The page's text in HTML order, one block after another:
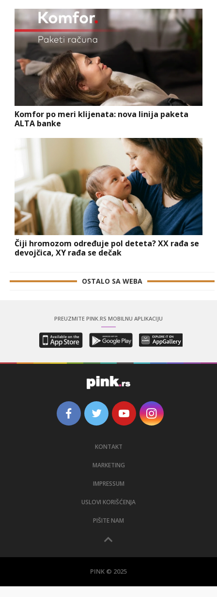
Komfor po meri klijenata: nova linija paketa
ALTA banke
Čiji hromozom određuje pol deteta? XX rađa se
devojčica, XY rađa se dečak
OSTALO SA WEBA
PREUZMITE PINK.RS MOBILNU APLIKACIJU
KONTAKT
MARKETING
IMPRESSUM
USLOVI KORIŠĆENJA
PIŠITE NAM
PINK © 2025